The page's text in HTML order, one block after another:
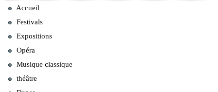
Accueil
Festivals
Expositions
Opéra
Musique classique
théâtre